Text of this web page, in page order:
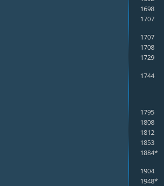
1698
1707
1707
1708
1729
1744
1795
1808
1812
1853
1884*
1904
1948*